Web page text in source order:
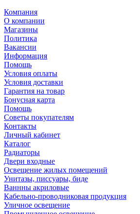
Компания
О компании
Магазины
Политика
Вакансии
Информация
Помощь
Условия оплаты
Условия доставки
Гарантия на товар
Бонусная карта
Помощь
Советы покупателям
Контакты
Личный кабинет
Каталог
Радиаторы
Двери входные
Освещение жилых помещений
Унитазы, писсуары, биде
Ваннны акриловые
Кабельно-проводниковая продукция
Уличное освещение